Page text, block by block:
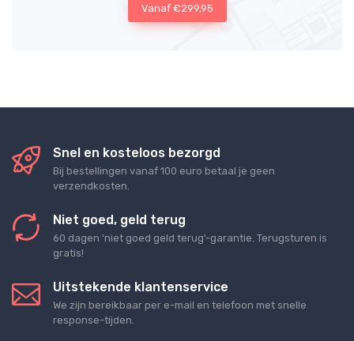
Vanaf €299,95
Snel en kosteloos bezorgd
Bij bestellingen vanaf 100 euro betaal je geen
verzendkosten.
Niet goed, geld terug
60 dagen 'niet goed geld terug'-garantie. Terugsturen is
gratis!
Uitstekende klantenservice
We zijn bereikbaar per e-mail en telefoon met snelle
response-tijden.